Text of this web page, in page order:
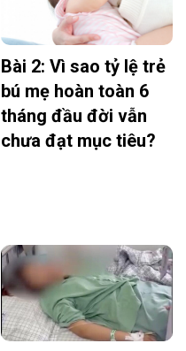
Bài 2: Vì sao tỷ lệ trẻ
bú mẹ hoàn toàn 6
tháng đầu đời vẫn
chưa đạt mục tiêu?